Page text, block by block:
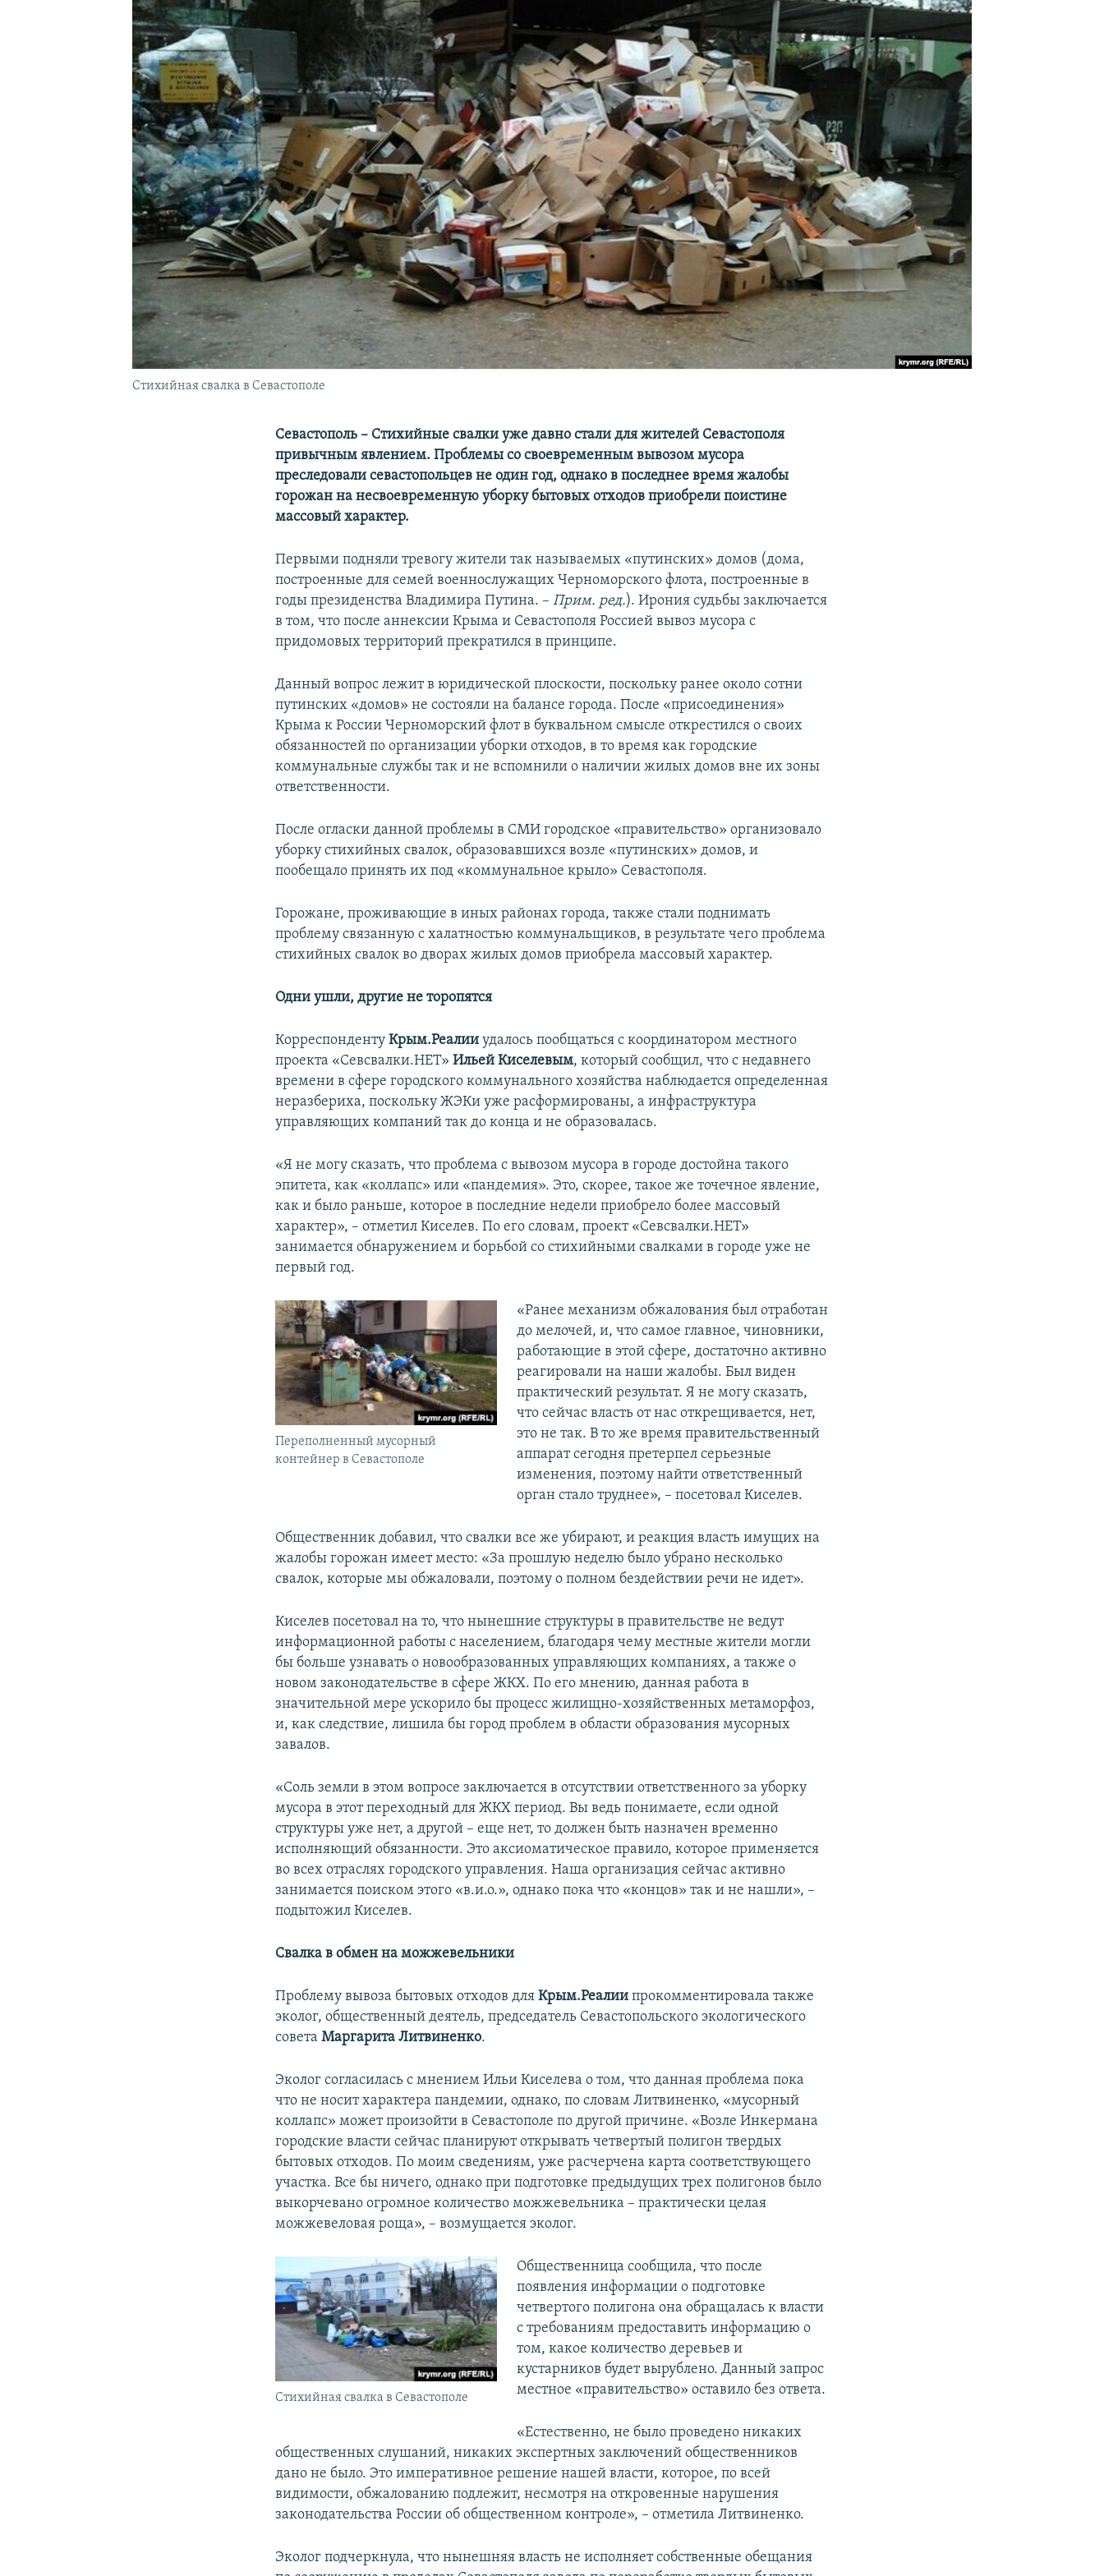
КРЫМ.НЕПОКОРЕННЫЙ
УКРАИНСКАЯ ПРОБЛЕМА КРЫМА
Стихийная свалка в Севастополе
Севастополь – Стихийные свалки уже давно стали для жителей Севастополя
привычным явлением. Проблемы со своевременным вывозом мусора
преследовали севастопольцев не один год, однако в последнее время жалобы
горожан на несвоевременную уборку бытовых отходов приобрели поистине
массовый характер.
Первыми подняли тревогу жители так называемых «путинских» домов (дома,
построенные для семей военнослужащих Черноморского флота, построенные в
годы президенства Владимира Путина. –Прим. ред.). Ирония судьбы заключается
в том, что после аннексии Крыма и Севастополя Россией вывоз мусора с
придомовых территорий прекратился в принципе.
Данный вопрос лежит в юридической плоскости, поскольку ранее около сотни
путинских «домов» не состояли на балансе города. После «присоединения»
Крыма к России Черноморский флот в буквальном смысле открестился о своих
обязанностей по организации уборки отходов, в то время как городские
коммунальные службы так и не вспомнили о наличии жилых домов вне их зоны
ответственности.
После огласки данной проблемы в СМИ городское «правительство» организовало
уборку стихийных свалок, образовавшихся возле «путинских» домов, и
пообещало принять их под «коммунальное крыло» Севастополя.
Горожане, проживающие в иных районах города, также стали поднимать
проблему связанную с халатностью коммунальщиков, в результате чего проблема
стихийных свалок во дворах жилых домов приобрела массовый характер.
Одни ушли, другие не торопятся
КорреспондентуКрым.Реалии удалось пообщаться с координатором местного
проекта «Севсвалки.НЕТ»Ильей Киселевым, который сообщил, что с недавнего
времени в сфере городского коммунального хозяйства наблюдается определенная
неразбериха, поскольку ЖЭКи уже расформированы, а инфраструктура
управляющих компаний так до конца и не образовалась.
«Я не могу сказать, что проблема с вывозом мусора в городе достойна такого
эпитета, как «коллапс» или «пандемия». Это, скорее, такое же точечное явление,
как и было раньше, которое в последние недели приобрело более массовый
характер», – отметил Киселев. По его словам, проект «Севсвалки.НЕТ»
занимается обнаружением и борьбой со стихийными свалками в городе уже не
первый год.
Переполненный мусорный
контейнер в Севастополе
«Ранее механизм обжалования был отработан
до мелочей, и, что самое главное, чиновники,
работающие в этой сфере, достаточно активно
реагировали на наши жалобы. Был виден
практический результат. Я не могу сказать,
что сейчас власть от нас открещивается, нет,
это не так. В то же время правительственный
аппарат сегодня претерпел серьезные
изменения, поэтому найти ответственный
орган стало труднее», – посетовал Киселев.
Общественник добавил, что свалки все же убирают, и реакция власть имущих на
жалобы горожан имеет место: «За прошлую неделю было убрано несколько
свалок, которые мы обжаловали, поэтому о полном бездействии речи не идет».
Киселев посетовал на то, что нынешние структуры в правительстве не ведут
информационной работы с населением, благодаря чему местные жители могли
бы больше узнавать о новообразованных управляющих компаниях, а также о
новом законодательстве в сфере ЖКХ. По его мнению, данная работа в
значительной мере ускорило бы процесс жилищно-хозяйственных метаморфоз,
и, как следствие, лишила бы город проблем в области образования мусорных
завалов.
«Соль земли в этом вопросе заключается в отсутствии ответственного за уборку
мусора в этот переходный для ЖКХ период. Вы ведь понимаете, если одной
структуры уже нет, а другой – еще нет, то должен быть назначен временно
исполняющий обязанности. Это аксиоматическое правило, которое применяется
во всех отраслях городского управления. Наша организация сейчас активно
занимается поиском этого «в.и.о.», однако пока что «концов» так и не нашли», –
подытожил Киселев.
Свалка в обмен на можжевельники
Проблему вывоза бытовых отходов дляКрым.Реалиипрокомментировала также
эколог, общественный деятель, председатель Севастопольского экологического
советаМаргарита Литвиненко.
Эколог согласилась с мнением Ильи Киселева о том, что данная проблема пока
что не носит характера пандемии, однако, по словам Литвиненко, «мусорный
коллапс» может произойти в Севастополе по другой причине. «Возле Инкермана
городские власти сейчас планируют открывать четвертый полигон твердых
бытовых отходов. По моим сведениям, уже расчерчена карта соответствующего
участка. Все бы ничего, однако при подготовке предыдущих трех полигонов было
выкорчевано огромное количество можжевельника – практически целая
можжевеловая роща», – возмущается эколог.
Стихийная свалка в Севастополе
Общественница сообщила, что после
появления информации о подготовке
четвертого полигона она обращалась к власти
с требованиям предоставить информацию о
том, какое количество деревьев и
кустарников будет вырублено. Данный запрос
местное «правительство» оставило без ответа.
«Естественно, не было проведено никаких
общественных слушаний, никаких экспертных заключений общественников
дано не было. Это императивное решение нашей власти, которое, по всей
видимости, обжалованию подлежит, несмотря на откровенные нарушения
законодательства России об общественном контроле», – отметила Литвиненко.
Эколог подчеркнула, что нынешняя власть не исполняет собственные обещания